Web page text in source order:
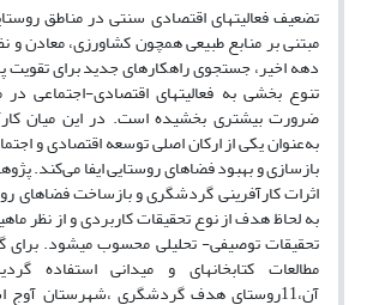
تضعیف فعالیتهای اقتصادی سنتی در مناطق
مبتنی بر منابع طبیعی همچون کشاورزی، معادن و
دهه اخیر، جستجوی راهکارهای جدید برای تقویت
تنوع بخشی به فعالیتهای اقتصادی-اجتماعی در
ضرورت بیشتری بخشیده است. در این میان
به‌عنوان یکی از ارکان اصلی توسعه اقتصادی و
بازسازی و بهبود فضاهای روستایی ایفا می‌کند.
اثرات کارآفرینی گردشگری و بازساخت فضاهای
به لحاظ هدف از نوع تحقیقات کاربردی و از نظر
تحقیقات توصیفی- تحلیلی محسوب میشود. برای
مطالعات کتابخانهای و میدانی استفاده
آن،11روستای هدف گردشگری ،شهرستان